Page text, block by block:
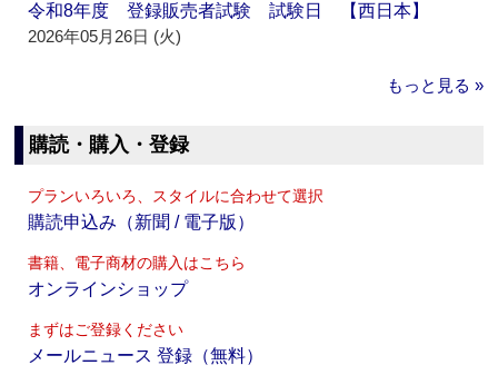
令和8年度 登録販売者試験 試験日 【西日本】
2026年05月26日 (火)
もっと見る »
購読・購入・登録
プランいろいろ、スタイルに合わせて選択
購読申込み（新聞 / 電子版）
書籍、電子商材の購入はこちら
オンラインショップ
まずはご登録ください
メールニュース 登録（無料）